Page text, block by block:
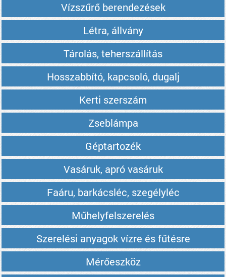
Vízszűrő berendezések
Létra, állvány
Tárolás, teherszállítás
Hosszabbító, kapcsoló, dugalj
Kerti szerszám
Zseblámpa
Géptartozék
Vasáruk, apró vasáruk
Faáru, barkácsléc, szegélyléc
Műhelyfelszerelés
Szerelési anyagok vízre és fűtésre
Mérőeszköz